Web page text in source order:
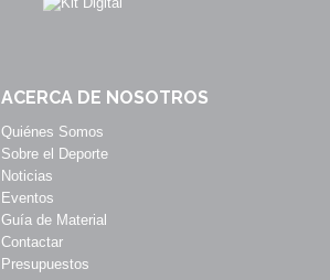
ACERCA DE NOSOTROS
Quiénes Somos
Sobre el Deporte
Noticias
Eventos
Guía de Material
Contactar
Presupuestos